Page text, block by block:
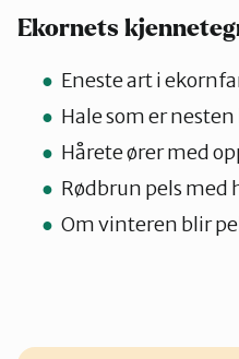
Ekornets
Eneste art i
Hale som er
Hårete ører med
Rødbrun pels
Om vinteren blir